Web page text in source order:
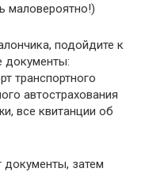
маловероятно!)
подойдите к
документы:
транспортного
автострахования
все квитанции об
документы, затем